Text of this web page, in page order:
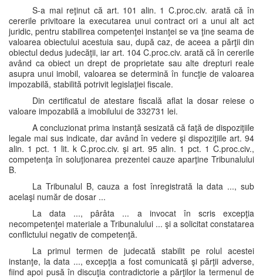
S-a mai reţinut că art. 101 alin. 1 C.proc.civ. arată că în
cererile privitoare la executarea unui contract ori a unui alt act
juridic, pentru stabilirea competenţei instanţei se va ţine seama de
valoarea obiectului acestuia sau, după caz, de aceea a părţii din
obiectul dedus judecăţii, iar art. 104 C.proc.civ. arată că în cererile
având ca obiect un drept de proprietate sau alte drepturi reale
asupra unui imobil, valoarea se determină în funcţie de valoarea
impozabilă, stabilită potrivit legislaţiei fiscale.
Din certificatul de atestare fiscală aflat la dosar reiese o
valoare impozabilă a imobilului de 332731 lei.
A concluzionat prima instanţă sesizată că faţă de dispoziţiile
legale mai sus indicate, dar având în vedere şi dispoziţiile art. 94
alin. 1 pct. 1 lit. k C.proc.civ. şi art. 95 alin. 1 pct. 1 C.proc.civ.,
competenţa în soluţionarea prezentei cauze aparţine Tribunalului
B.
La Tribunalul B, cauza a fost înregistrată la data ..., sub
acelaşi număr de dosar ...
La data ..., pârâta ... a invocat în scris excepţia
necompetenţei materiale a Tribunalului ... şi a solicitat constatarea
conflictului negativ de competenţă.
La primul termen de judecată stabilit pe rolul acestei
instanţe, la data ..., excepţia a fost comunicată şi părţii adverse,
fiind apoi pusă în discuţia contradictorie a părţilor la termenul de